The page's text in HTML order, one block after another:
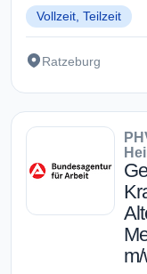
Vollzeit, Teilzeit
Ratzeburg